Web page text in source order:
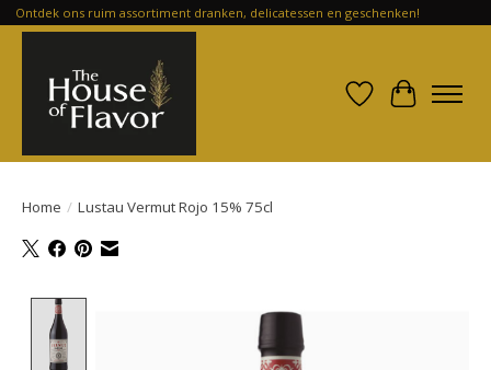
Ontdek ons ruim assortiment dranken, delicatessen en geschenken!
Verlanglijst
Home / Lustau Vermut Rojo 15% 75cl
Product image slideshow Items